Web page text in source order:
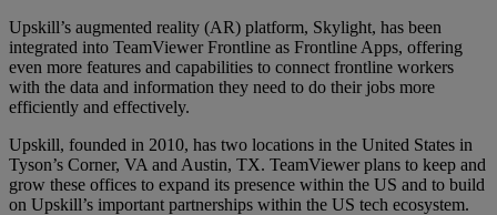
Upskill’s augmented reality (AR) platform, Skylight, has been
integrated into TeamViewer Frontline as Frontline Apps, offering
even more features and capabilities to connect frontline workers
with the data and information they need to do their jobs more
efficiently and effectively.
Upskill, founded in 2010, has two locations in the United States in
Tyson’s Corner, VA and Austin, TX. TeamViewer plans to keep and
grow these offices to expand its presence within the US and to build
on Upskill’s important partnerships within the US tech ecosystem.